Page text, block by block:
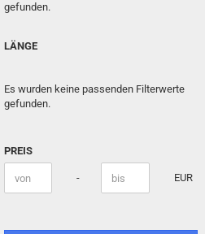
gefunden.
LÄNGE
LÄNGE
Es wurden keine passenden Filterwerte
gefunden.
PREIS
Preis bis - EUR